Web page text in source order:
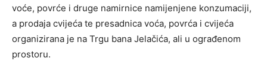
voće, povrće i druge namirnice namijenjene konzumaciji,
a prodaja cvijeća te presadnica voća, povrća i cvijeća
organizirana je na Trgu bana Jelačića, ali u ograđenom
prostoru.